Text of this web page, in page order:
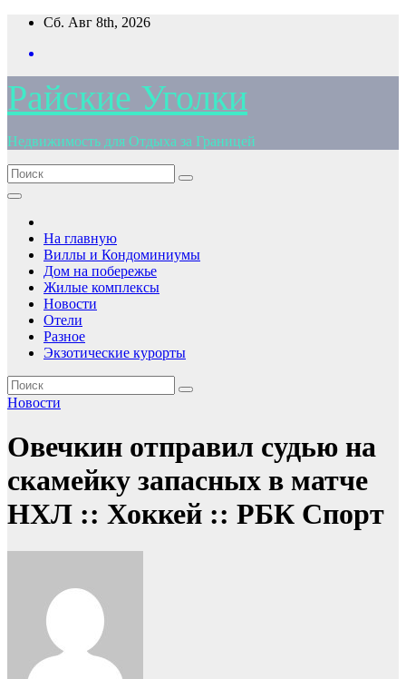
Перейти
содержимому
Сб. Авг 8th, 2026
Райские Уголки
Недвижимость для Отдыха за Границей
На главную
Виллы и Кондоминиумы
Дом на побережье
Жилые комплексы
Новости
Отели
Разное
Экзотические курорты
Новости
Овечкин отправил судью на
скамейку запасных в матче
НХЛ :: Хоккей :: РБК Спорт